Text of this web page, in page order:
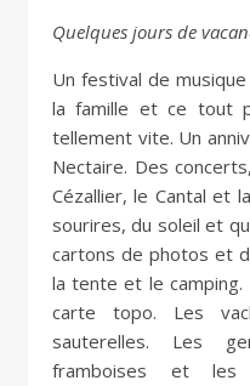
Quelques jours de
Un festival de
la famille et ce tout
tellement vite. Un
Nectaire. Des
Cézallier, le Cantal et
sourires, du soleil et
cartons de photos et
la tente et le camping.
carte topo. Les
sauterelles. Les
framboises et les